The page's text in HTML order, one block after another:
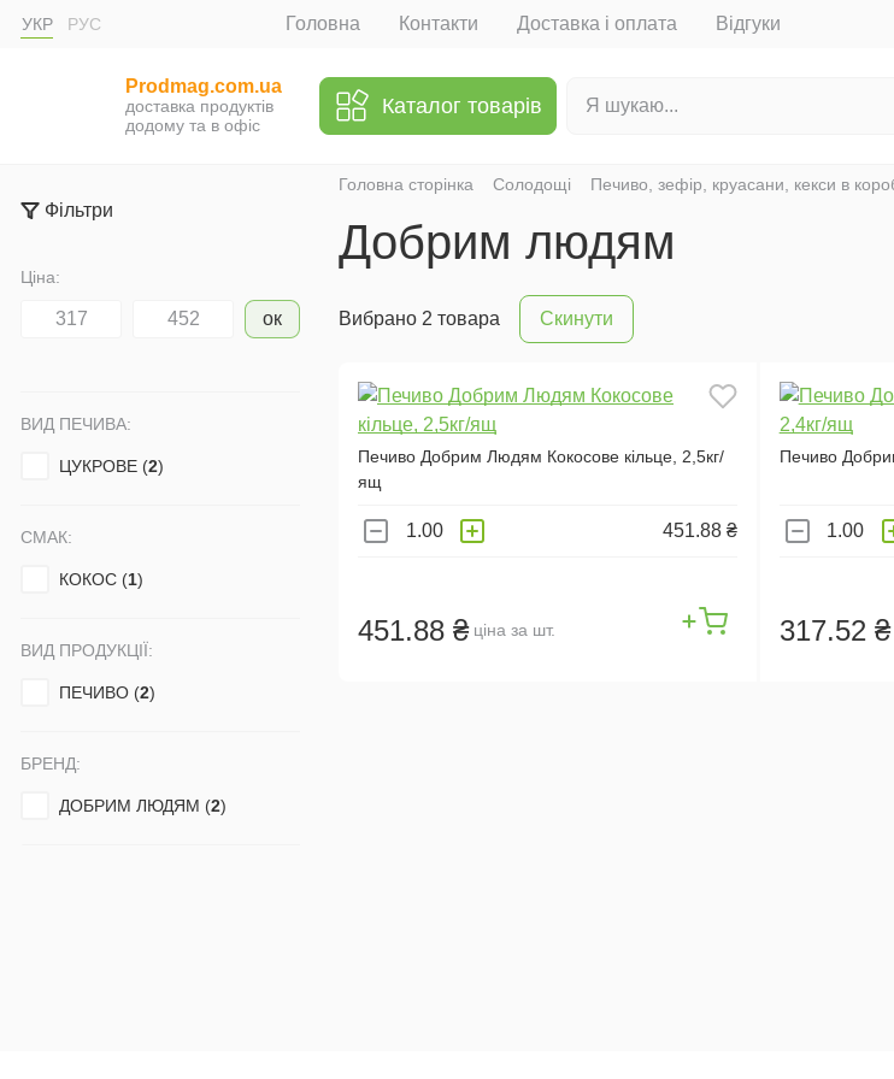
УКР РУС Головна Контакти Доставка і оплата Відгуки
Prodmag.com.ua
доставка продуктів
додому та в офіс
Каталог товарів
Фільтри
Ціна:
ок
ВИД ПЕЧИВА:
ЦУКРОВЕ (2)
СМАК:
КОКОС (1)
ВИД ПРОДУКЦІЇ:
ПЕЧИВО (2)
БРЕНД:
ДОБРИМ ЛЮДЯМ (2)
Головна сторінка Солодощі Печиво, зефір, круасани, кекси в
Добрим людям
Вибрано 2 товара Скинути
Печиво Добрим Людям Кокосове кільце, 2,5кг/
ящ
451.88 ₴
451.88 ₴ ціна за шт.
Печиво
317.52 ₴